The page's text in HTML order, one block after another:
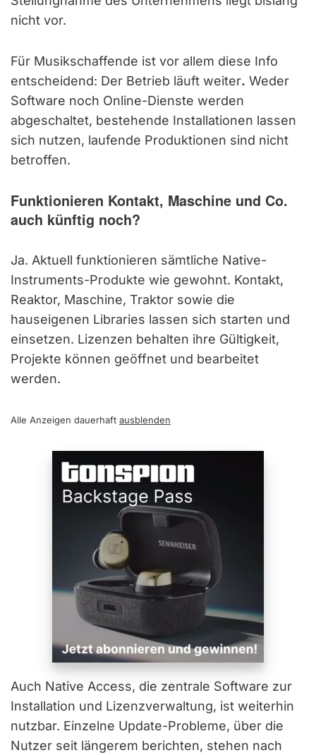
nicht vor.
Für Musikschaffende ist vor allem diese Info
entscheidend: Der Betrieb läuft weiter. Weder
Software noch Online-Dienste werden
abgeschaltet, bestehende Installationen lassen
sich nutzen, laufende Produktionen sind nicht
betroffen.
Funktionieren Kontakt, Maschine und Co.
auch künftig noch?
Ja. Aktuell funktionieren sämtliche Native-
Instruments-Produkte wie gewohnt. Kontakt,
Reaktor, Maschine, Traktor sowie die
hauseigenen Libraries lassen sich starten und
einsetzen. Lizenzen behalten ihre Gültigkeit,
Projekte können geöffnet und bearbeitet
werden.
Alle Anzeigen dauerhaft ausblenden
Auch Native Access, die zentrale Software zur
Installation und Lizenzverwaltung, ist weiterhin
nutzbar. Einzelne Update-Probleme, über die
Nutzer seit längerem berichten, stehen nach